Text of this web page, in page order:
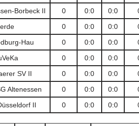
Borbeck II 0 0:0 0:0
0 0:0 0:0
Hau 0 0:0 0:0
0 0:0 0:0
SV II 0 0:0 0:0
Altenessen 0 0:0 0:0
II 0 0:0 0:0